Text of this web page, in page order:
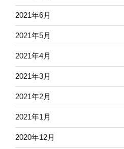
2021年6月
2021年5月
2021年4月
2021年3月
2021年2月
2021年1月
2020年12月